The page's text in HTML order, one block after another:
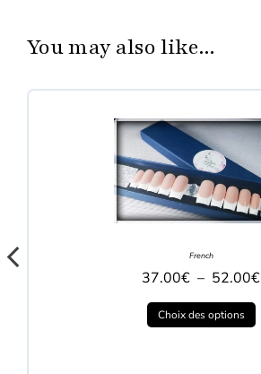
You may also like...
French
37.00€ – 52.00€
Choix des options